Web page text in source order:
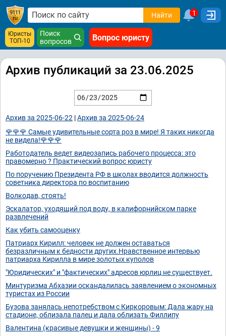
Найти 1
Юристы
ТОП-10
Поиск
вопросов
Вопрос юристу
Архив публикаций за 23.06.2025
Архив за 2025-06-22 |Архив за 2025-06-24
🌹🌹🌹 Самые удивительные сорта роз в мире! Я таких никогда
не видела!🌹🌹🌹
Работодатель ведет видеозапись рабочего процесса: это
правомерно ? Практический вопрос юристу
По поручению Президента РФ в школах вводится должность
советника директора по воспитанию
Волкодав, стоять!
Эскалатор, уходящий под воду, в калифорнийском парке
развлечений
Как убить самооценку
Патриарх Кирилл: человек не должен оставаться
безразличным к бедности других.Нравственное интервью
патриарха Кирилла в мире золотых куполов
"Юридических" и "фактических" адресов юрлиц не существует.
Минтуризма Абхазии оскандалилась заявлением о экономных
туристах из России
Бузова занялась непотребством с Киркоровым: Дала жару на
стадионе, облизала палец и дала облизать Филлипу
Валентина (красивые девушки и женщины) - 9